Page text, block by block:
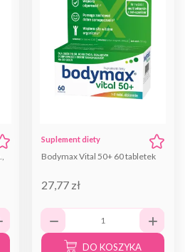
Suplement diety
Bodymax Vital 50+ 60 tabletek
27,77 zł
DO KOSZYKA